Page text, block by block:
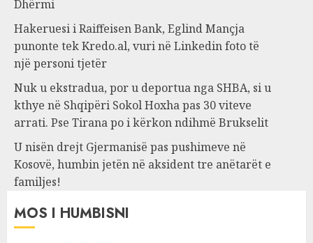
Dhërmi
Hakeruesi i Raiffeisen Bank, Eglind Mançja
punonte tek Kredo.al, vuri në Linkedin foto të
një personi tjetër
Nuk u ekstradua, por u deportua nga SHBA, si u
kthye në Shqipëri Sokol Hoxha pas 30 viteve
arrati. Pse Tirana po i kërkon ndihmë Brukselit
U nisën drejt Gjermanisë pas pushimeve në
Kosovë, humbin jetën në aksident tre anëtarët e
familjes!
MOS I HUMBISNI